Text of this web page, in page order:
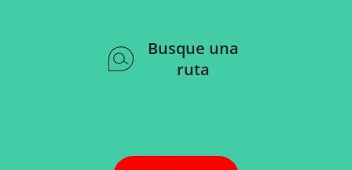
Busque una
ruta